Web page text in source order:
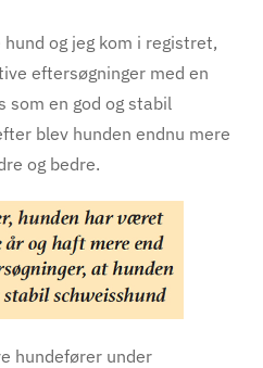
og jeg kom i registret,
eftersøgninger med en
som en god og stabil
blev hunden endnu mere
og bedre.
hundefører under